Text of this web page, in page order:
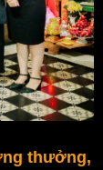
thưởng,